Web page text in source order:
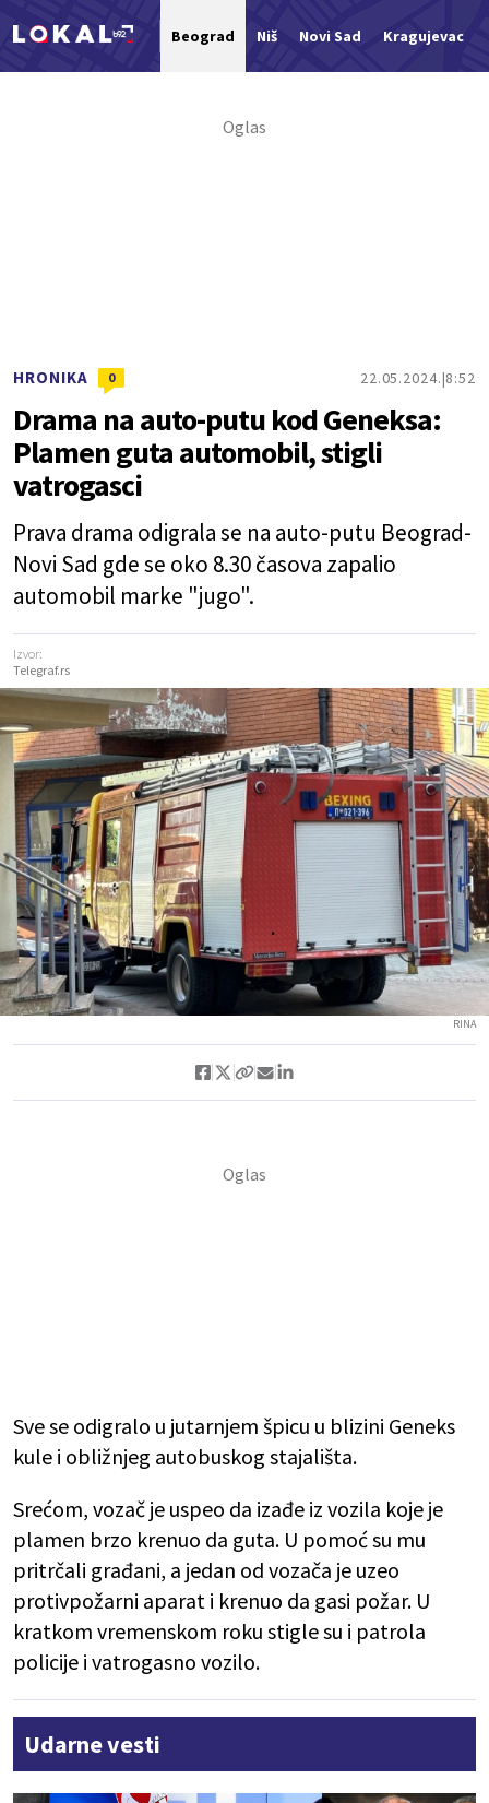
Beograd Niš Novi Sad Kragujevac
HRONIKA 0 22.05.2024. 8:52
Drama na auto-putu kod Geneksa:
Plamen guta automobil, stigli
vatrogasci
Prava drama odigrala se na auto-putu Beograd-
Novi Sad gde se oko 8.30 časova zapalio
automobil marke "jugo".
Izvor:
Telegraf.rs
RINA
Sve se odigralo u jutarnjem špicu u blizini Geneks
kule i obližnjeg autobuskog stajališta.
Srećom, vozač je uspeo da izađe iz vozila koje je
plamen brzo krenuo da guta. U pomoć su mu
pritrčali građani, a jedan od vozača je uzeo
protivpožarni aparat i krenuo da gasi požar. U
kratkom vremenskom roku stigle su i patrola
policije i vatrogasno vozilo.
Udarne vesti